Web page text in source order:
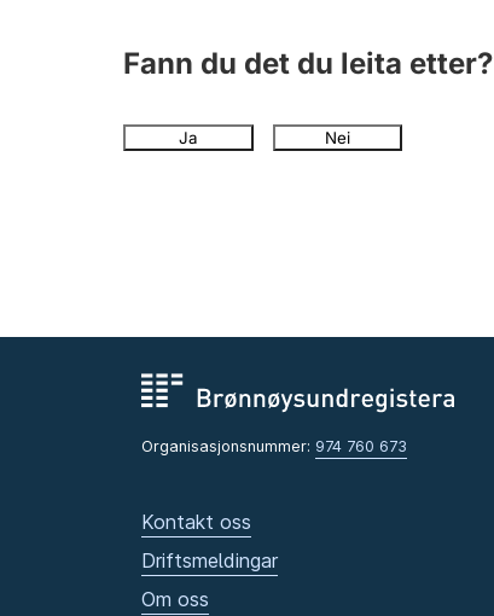
Fann du det du leita etter?
Ja Nei
Organisasjonsnummer: 974 760 673
Kontakt oss
Driftsmeldingar
Om oss